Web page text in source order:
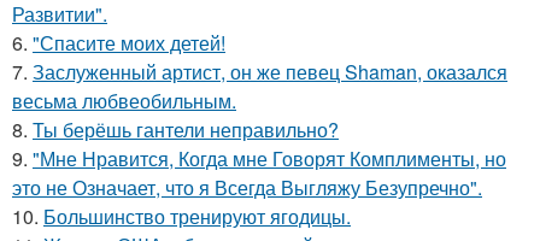
Развитии".
6. "Спасите моих детей!
7. Заслуженный артист, он же певец Shaman, оказался
весьма любвеобильным.
8. Ты берёшь гантели неправильно?
9. "Мне Нравится, Когда мне Говорят Комплименты, но
это не Означает, что я Всегда Выгляжу Безупречно".
10. Большинство тренируют ягодицы.